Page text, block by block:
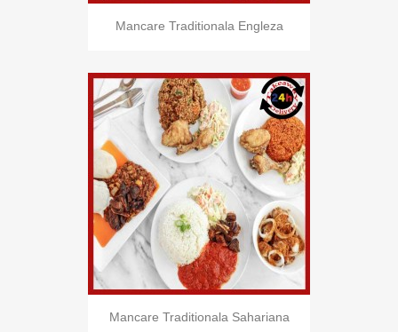
Mancare Traditionala Engleza
Mancare Traditionala Sahariana